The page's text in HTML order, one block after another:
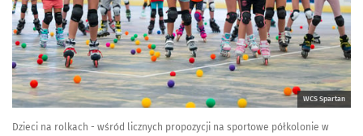
WCS Spartan
Dzieci na rolkach - wśród licznych propozycji na sportowe półkolonie w